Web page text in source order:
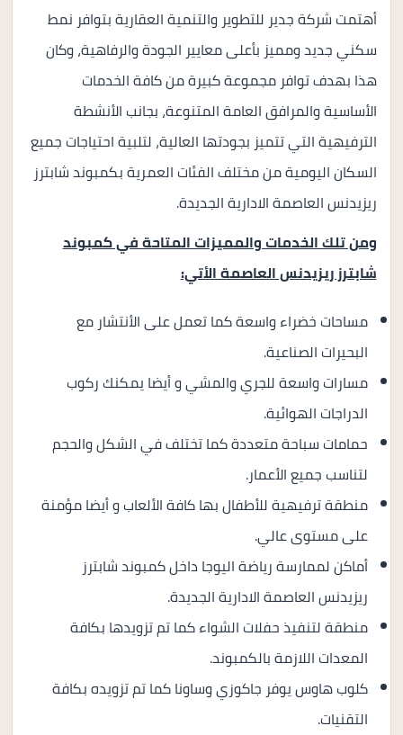
أهتمت شركة جدير للتطوير والتنمية العقارية بتوافر نمط
سكني جديد ومميز بأعلى معايير الجودة والرفاهية، وكان
هذا بهدف توافر مجموعة كبيرة من كافة الخدمات
الأساسية والمرافق العامة المتنوعة، بجانب الأنشطة
الترفيهية التي تتميز بجودتها العالية، لتلبية احتياجات جميع
السكان اليومية من مختلف الفئات العمرية بكمبوند شابترز
ريزيدنس العاصمة الادارية الجديدة.
ومن تلك الخدمات والمميزات المتاحة في كمبوند
شابترز ريزيدنس العاصمة الأتي:
مساحات خضراء واسعة كما تعمل على الأنتشار مع
البحيرات الصناعية.
مسارات واسعة للجري والمشي و أيضا يمكنك ركوب
الدراجات الهوائية.
حمامات سباحة متعددة كما تختلف في الشكل والحجم
لتناسب جميع الأعمار.
منطقة ترفيهية للأطفال بها كافة الألعاب و أيضا مؤمنة
على مستوى عالي.
أماكن لممارسة رياضة اليوجا داخل كمبوند شابترز
ريزيدنس العاصمة الادارية الجديدة.
منطقة لتنفيذ حفلات الشواء كما تم تزويدها بكافة
المعدات اللازمة بالكمبوند.
كلوب هاوس يوفر جاكوزي وساونا كما تم تزويده بكافة
التقنيات.